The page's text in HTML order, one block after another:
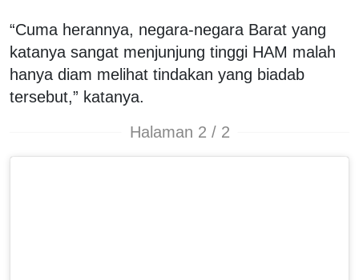
“Cuma herannya, negara-negara Barat yang
katanya sangat menjunjung tinggi HAM malah
hanya diam melihat tindakan yang biadab
tersebut,” katanya.
Halaman 2 / 2